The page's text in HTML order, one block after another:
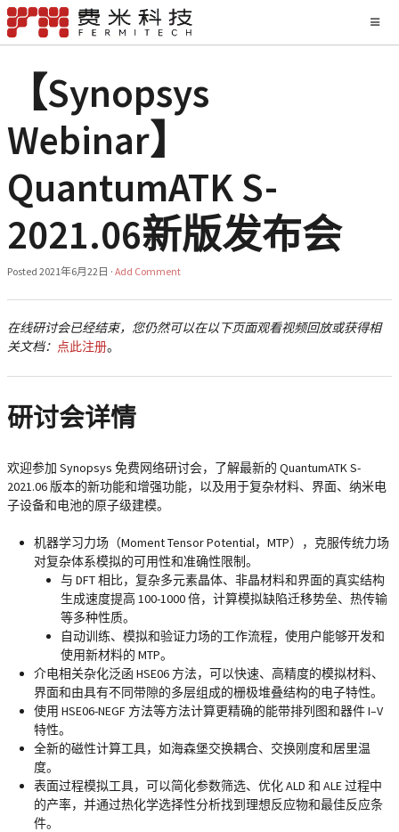
【Synopsys
Webinar】
QuantumATK S-
2021.06新版发布会
Posted 2021年6月22日 · Add Comment
在线研讨会已经结束，您仍然可以在以下页面观看视频回放或获得相
关文档： 点此注册。
研讨会详情
欢迎参加 Synopsys 免费网络研讨会，了解最新的 QuantumATK S-
2021.06 版本的新功能和增强功能，以及用于复杂材料、界面、纳米电
子设备和电池的原子级建模。
机器学习力场（Moment Tensor Potential，MTP），克服传统力场
对复杂体系模拟的可用性和准确性限制。
与 DFT 相比，复杂多元素晶体、非晶材料和界面的真实结构
生成速度提高 100-1000 倍，计算模拟缺陷迁移势垒、热传输
等多种性质。
自动训练、模拟和验证力场的工作流程，使用户能够开发和
使用新材料的 MTP。
介电相关杂化泛函 HSE06 方法，可以快速、高精度的模拟材料、
界面和由具有不同带隙的多层组成的栅极堆叠结构的电子特性。
使用 HSE06-NEGF 方法等方法计算更精确的能带排列图和器件 I–V
特性。
全新的磁性计算工具，如海森堡交换耦合、交换刚度和居里温
度。
表面过程模拟工具，可以简化参数筛选、优化 ALD 和 ALE 过程中
的产率，并通过热化学选择性分析找到理想反应物和最佳反应条
件。